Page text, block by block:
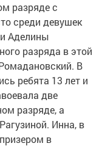
разряде с
среди девушек
Аделины
разряда в этой
В
ребята 13 лет и
две
разряде, а
Инна, в
в